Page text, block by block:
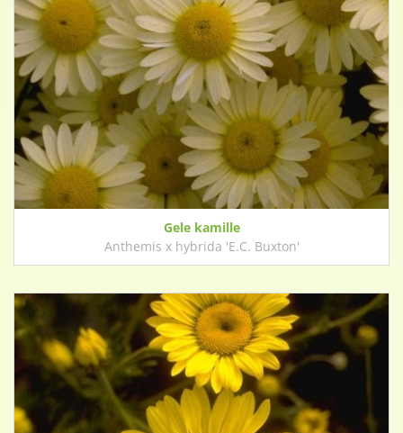
Gele kamille
Anthemis x hybrida 'E.C. Buxton'